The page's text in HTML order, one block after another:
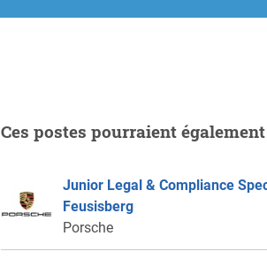
Ces postes pourraient
Junior Legal & Compliance
Feusisberg
Porsche